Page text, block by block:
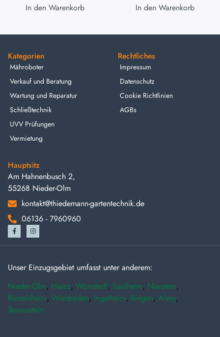
In den Warenkorb In den Warenkorb
Kategorien
Mähroboter
Verkauf und Beratung
Wartung und Reparatur
Schließtechnik
UVV Prüfungen
Vermietung
Rechtliches
Impressum
Datenschutz
Cookie Richtlinien
AGBs
Hauptsitz
Am Hahnenbusch 2,
55268 Nieder-Olm
kontakt@thiedemann-gartentechnik.de
06136 - 7960960
Unser Einzugsgebiet umfasst unter anderem:
Nieder-Olm, Mainz, Wörrstadt, Saulheim, Nierstein,
Rüsselsheim, Wiesbaden, Ingelheim, Bingen, Alzey,
Taunusstein